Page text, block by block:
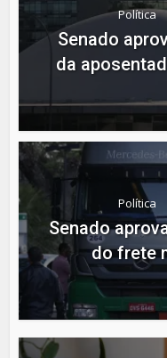
Política
Senado
da
Política
Senado
do frete